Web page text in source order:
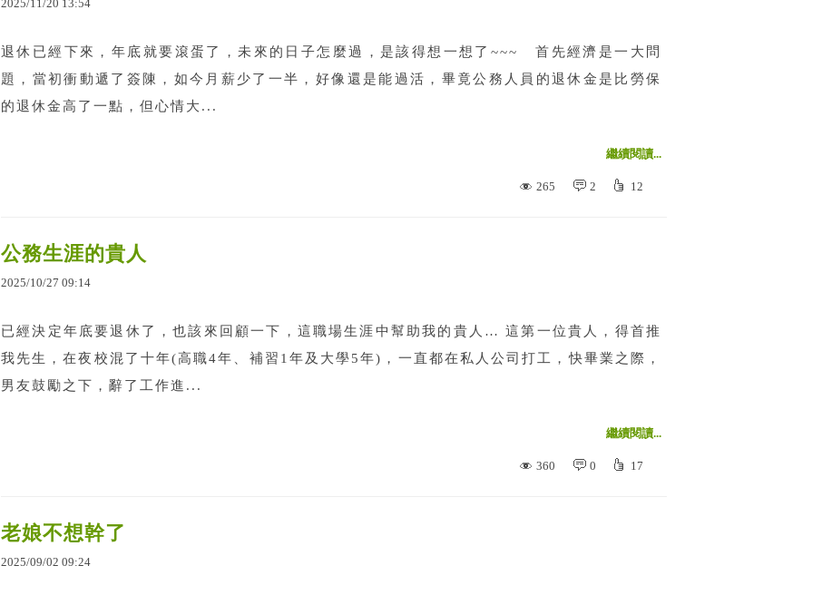
2025/11/20 13:54
退休已經下來，年底就要滾蛋了，未來的日子怎麼過，是該得想一想了~~~ 首先經濟是一大問
題，當初衝動遞了簽陳，如今月薪少了一半，好像還是能過活，畢竟公務人員的退休金是比勞保
的退休金高了一點，但心情大...
繼續閱讀...
265 2 12
公務生涯的貴人
2025/10/27 09:14
已經決定年底要退休了，也該來回顧一下，這職場生涯中幫助我的貴人… 這第一位貴人，得首推
我先生，在夜校混了十年(高職4年、補習1年及大學5年)，一直都在私人公司打工，快畢業之際，
男友鼓勵之下，辭了工作進...
繼續閱讀...
360 0 17
老娘不想幹了
2025/09/02 09:24